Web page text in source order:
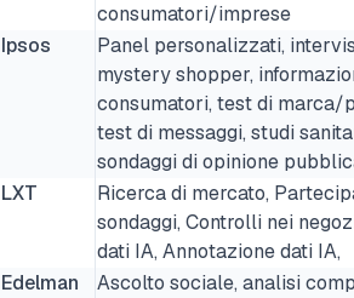
consumatori/imprese
Ipsos
Panel personalizzati,
mystery shopper,
consumatori, test di marca/
test di messaggi, studi
sondaggi di opinione
LXT
Ricerca di mercato,
sondaggi, Controlli nei
dati IA, Annotazione dati IA,
Edelman
Ascolto sociale, analisi